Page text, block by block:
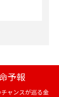
予報
ャンスが巡る金